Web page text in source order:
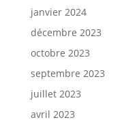
janvier 2024
décembre 2023
octobre 2023
septembre 2023
juillet 2023
avril 2023